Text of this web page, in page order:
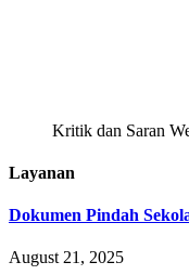
Kritik dan Saran
Layanan
Dokumen Pindah
August 21, 2025